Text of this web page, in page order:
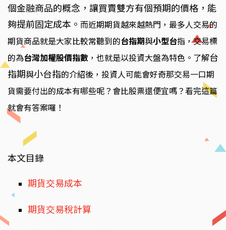
個金融商品的概念，讓買賣雙方有個預期的價格，能
夠提前固定成本。 而近期期貨越來越熱門，最多人交易的
期貨商品就是大家比較常聽到的台指期與小型台指，交易標
的為台灣加權股價指數 ，也就是以投資大盤為特色。了解台
指期與小台指的介紹後，投資人可能會好奇那交易一口期
貨需要付出的成本有哪些呢？會比股票還便宜嗎？看完這篇
就會有答案囉！
本文目錄
期貨交易成本
期貨交易稅計算